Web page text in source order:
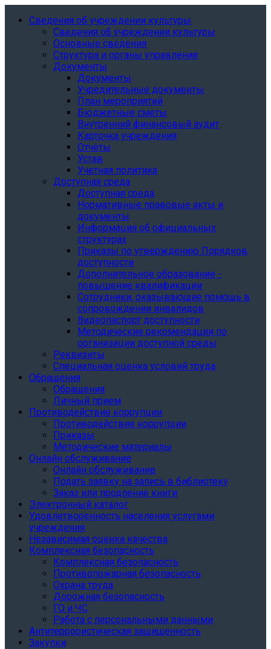
Сведения об учреждении культуры
Сведения об учреждении культуры
Основные сведения
Структура и органы управления
Документы
Документы
Учредительные документы
План мероприятий
Бюджетные сметы
Внутренний финансовый аудит
Карточка учреждения
Отчёты
Устав
Учетная политика
Доступная среда
Доступная среда
Нормативные правовые акты и
документы
Информация об официальных
структурах
Приказы по утверждению Порядков
доступности
Дополнительное образование -
повышение квалификации
Сотрудники, оказывающие помощь в
сопровождении инвалидов
Видеопаспорт доступности
Методические рекомендации по
организации доступной среды
Реквизиты
Специальная оценка условий труда
Обращения
Обращения
Личный прием
Противодействие коррупции
Противодействие коррупции
Приказы
Методические материалы
Онлайн обслуживание
Онлайн обслуживание
Подать заявку на запись в библиотеку
Заказ или продление книги
Электронный каталог
Удовлетворенность населения услугами
учреждения
Независимая оценка качества
Комплексная безопасность
Комплексная безопасность
Противопожарная безопасность
Охрана труда
Дорожная безопасность
ГО и ЧС
Работа с персональными данными
Антитеррористическая защищенность
Закупки